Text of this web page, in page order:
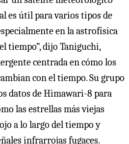
es útil para varios tipos de
en la astrofísica
tiempo”, dijo Taniguchi,
centrada en cómo los
con el tiempo. Su grupo
datos de Himawari-8 para
las estrellas más viejas
a lo largo del tiempo y
infrarrojas fugaces.